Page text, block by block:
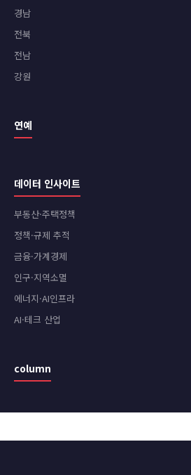
경남
전북
전남
강원
연예
데이터 인사이트
부동산·주택정책
정책·규제 추적
금융·가계경제
인구·지역소멸
에너지·AI인프라
AI·테크 산업
column